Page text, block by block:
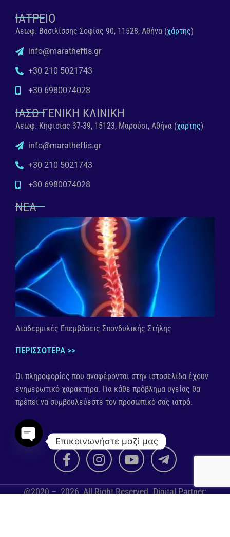
ΙΑΤΡΕΙΟ
Λεωφ. Βασιλίσσης Σοφίας 90, 11528, Αθήνα (χάρτης)
info@maratheftis.gr
+30 210 5021743
+30 6980074028
ΙΑΣΩ ΓΕΝΙΚΗ ΚΛΙΝΙΚΗ
Λεωφ. Κηφισίας 37-39, 15123, Μαρούσι, Αθήνα (χάρτης)
info@maratheftis.gr
+30 210 5021743
+30 6980074028
ΝΕΑ
Διαδερμικές Επεμβάσεις Σπονδυλικής Στήλης
ΠΕΡΙΣΣΟΤΕΡΑ >>
Οι πληροφορίες που αναφέρονται στην ιστοσελίδα έχουν
ενημερωτικό χαρακτήρα. Για κάθε πρόβλημα υγείας θα
πρέπει να συμβουλεύεστε τον προσωπικό σας ιατρό.
@2020 –2026, All Right Reserved. Digital Partner:
Επικοινωνήστε μαζί μας
Open chaty